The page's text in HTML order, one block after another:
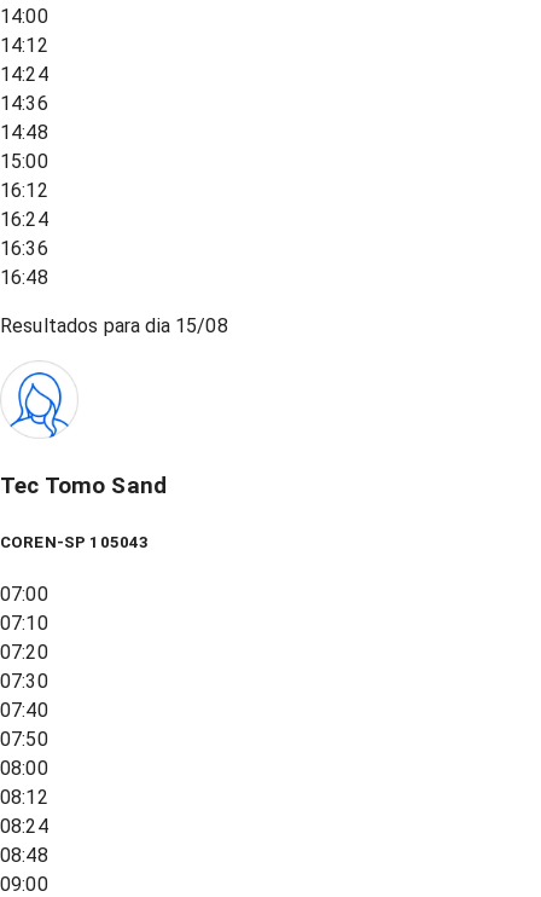
14:00
14:12
14:24
14:36
14:48
15:00
16:12
16:24
16:36
16:48
Resultados para dia 15/08
Tec Tomo Sand
COREN-SP 105043
07:00
07:10
07:20
07:30
07:40
07:50
08:00
08:12
08:24
08:48
09:00